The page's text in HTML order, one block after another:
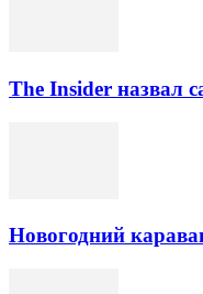
The Insider назвал
Новогодний